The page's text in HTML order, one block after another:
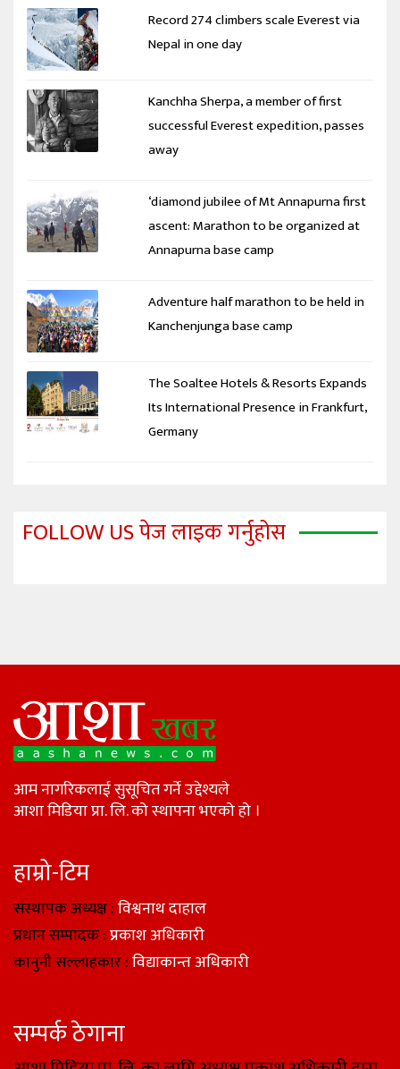
Record 274 climbers scale Everest via
Nepal in one day
Kanchha Sherpa, a member of first
successful Everest expedition, passes
away
‘diamond jubilee of Mt Annapurna first
ascent: Marathon to be organized at
Annapurna base camp
Adventure half marathon to be held in
Kanchenjunga base camp
The Soaltee Hotels & Resorts Expands
Its International Presence in Frankfurt,
Germany
FOLLOW US पेज लाइक गर्नुहोस
आम नागरिकलाई सुसूचित गर्ने उद्देश्यले
आशा मिडिया प्रा. लि. को स्थापना भएको हो ।
हाम्रो-टिम
संस्थापक अध्यक्ष :विश्वनाथ दाहाल
प्रधान सम्पादक :प्रकाश अधिकारी
कानुनी सल्लाहकार :विद्याकान्त अधिकारी
सम्पर्क ठेगाना